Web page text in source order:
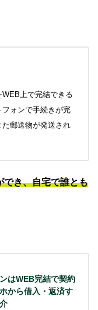
上で完結できる
ォンで手続きが完
郵送物が発送され
でき、自宅で誰とも
はWEB完結で契約
から借入・返済す